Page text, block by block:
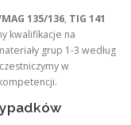
135/136, TIG 141
kwalifikacje na
grup 1-3 według
w